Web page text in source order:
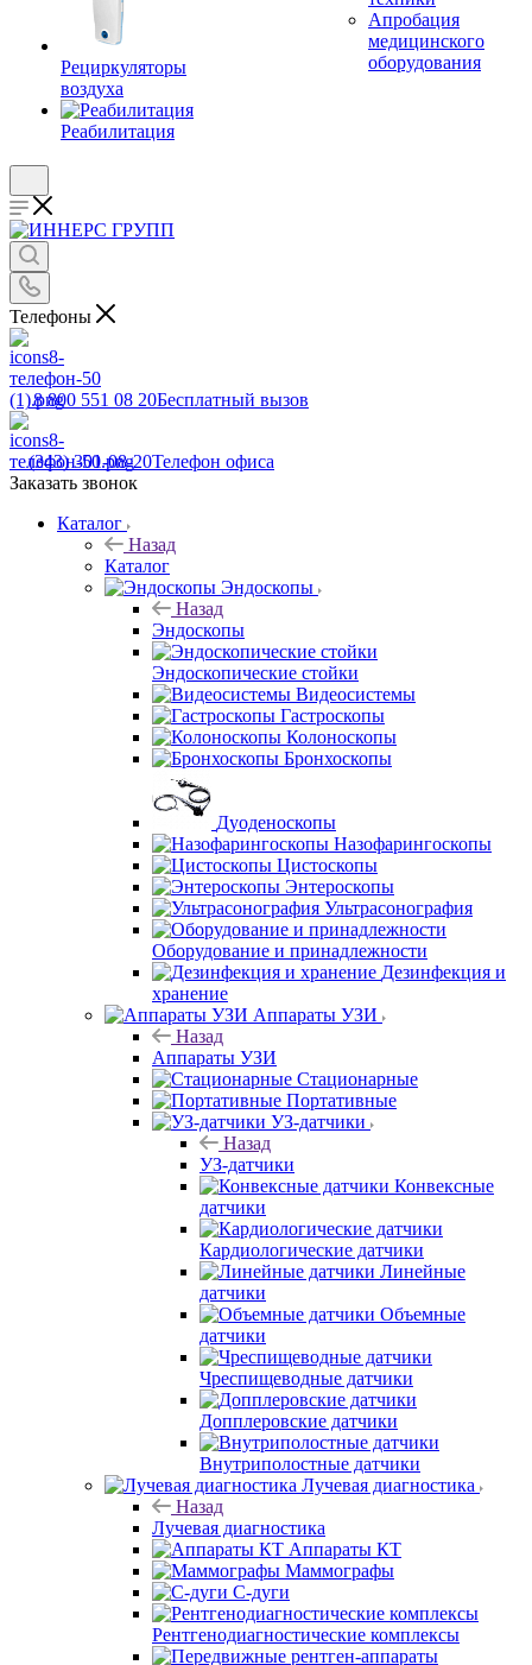
Рециркуляторы
воздуха
Реабилитация
Апробация
медицинского
оборудования
Телефоны
8 800 551 08 20Бесплатный вызов
(343) 301-08-20Телефон офиса
Заказать звонок
Каталог
Назад
Каталог
Эндоскопы
Назад
Эндоскопы
Эндоскопические стойки
Видеосистемы
Гастроскопы
Колоноскопы
Бронхоскопы
Дуоденоскопы
Назофарингоскопы
Цистоскопы
Энтероскопы
Ультрасонография
Оборудование и принадлежности
Дезинфекция и
хранение
Аппараты УЗИ
Назад
Аппараты УЗИ
Стационарные
Портативные
УЗ-датчики
Назад
УЗ-датчики
Конвексные
датчики
Кардиологические датчики
Линейные
датчики
Объемные
датчики
Чреспищеводные датчики
Допплеровские датчики
Внутриполостные датчики
Лучевая диагностика
Назад
Лучевая диагностика
Аппараты КТ
Маммографы
С-дуги
Рентгенодиагностические комплексы